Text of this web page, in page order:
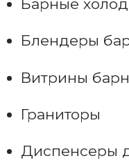
Барные
Блендеры
Витрины
Граниторы
Диспенсеры